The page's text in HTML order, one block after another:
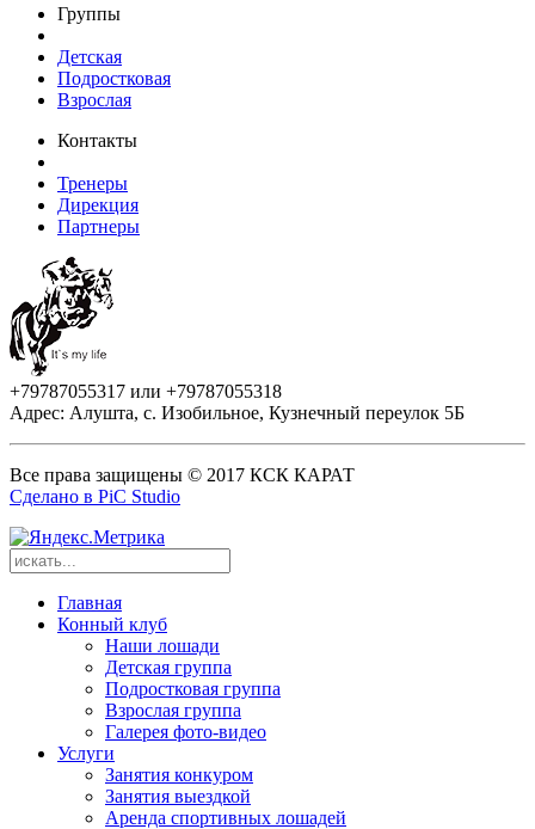
Группы
Детская
Подростковая
Взрослая
Контакты
Тренеры
Дирекция
Партнеры
+79787055317 или +79787055318
Адрес: Алушта, с. Изобильное, Кузнечный переулок 5Б
Все права защищены © 2017 КСК КАРАТ
Сделано в PiC Studio
Главная
Конный клуб
Наши лошади
Детская группа
Подростковая группа
Взрослая группа
Галерея фото-видео
Услуги
Занятия конкуром
Занятия выездкой
Аренда спортивных лошадей